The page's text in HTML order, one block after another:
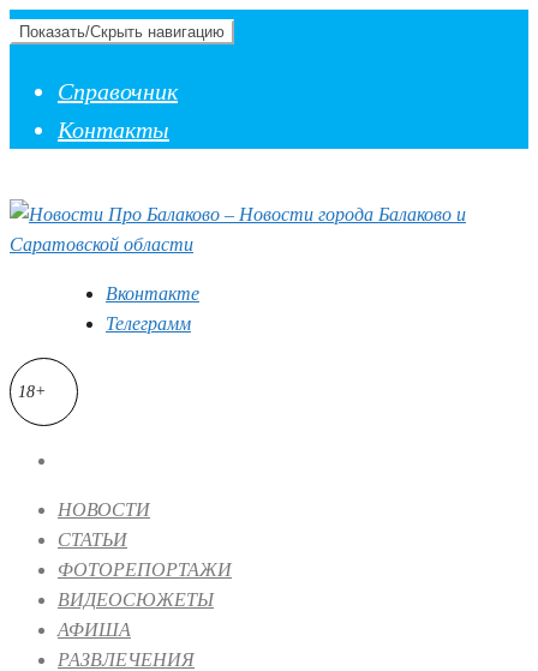
Показать/Скрыть навигацию
Справочник
Контакты
Вконтакте
Телеграмм
18+
НОВОСТИ
СТАТЬИ
ФОТОРЕПОРТАЖИ
ВИДЕОСЮЖЕТЫ
АФИША
РАЗВЛЕЧЕНИЯ